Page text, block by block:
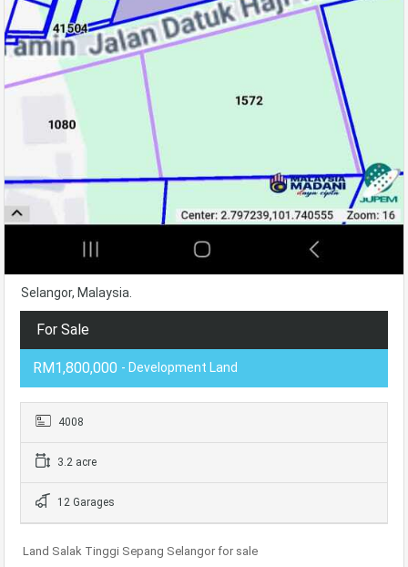
Selangor, Malaysia.
For Sale
RM1,800,000 - Development Land
4008
3.2 acre
12 Garages
Land Salak Tinggi Sepang Selangor for sale